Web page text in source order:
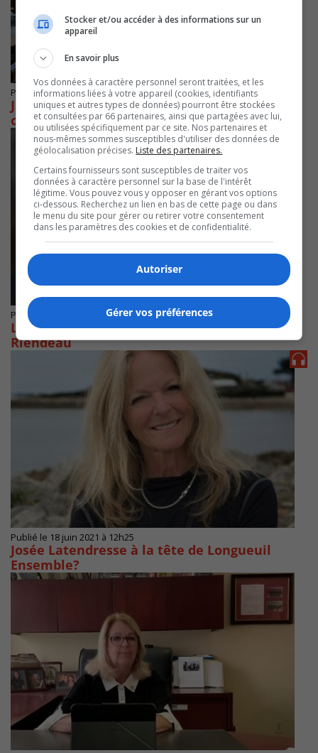
Publié le 7 septembre 2021 à 08h36
Jacques Létourneau commente le
changement de cap de Farid Salem
Publié le 21 juillet 2021 à 11h36
Longueuil Ensemble : candidature d’Alain
Riendeau
Publié le 18 juin 2021 à 12h25
Josée Latendresse à la tête de Longueuil
Ensemble?
Stocker et/ou accéder à des informations sur un
appareil
En savoir plus
Vos données à caractère personnel seront traitées, et les
informations liées à votre appareil (cookies, identifiants
uniques et autres types de données) pourront être stockées
et consultées par 66 partenaires, ainsi que partagées avec lui,
ou utilisées spécifiquement par ce site. Nos partenaires et
nous-mêmes sommes susceptibles d'utiliser des données de
géolocalisation précises. Liste des partenaires.
Certains fournisseurs sont susceptibles de traiter vos
données à caractère personnel sur la base de l'intérêt
légitime. Vous pouvez vous y opposer en gérant vos options
ci-dessous. Recherchez un lien en bas de cette page ou dans
le menu du site pour gérer ou retirer votre consentement
dans les paramètres des cookies et de confidentialité.
Autoriser
Gérer vos préférences